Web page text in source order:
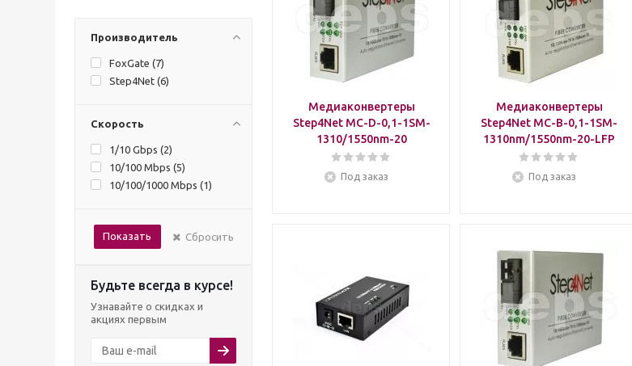
Производитель
FoxGate (7)
Step4Net (6)
Скорость
1/10 Gbps (2)
10/100 Mbps (5)
10/100/1000 Mbps (1)
Показать Сбросить
Будьте всегда в курсе!
Узнавайте о скидках и
акциях первым
Медиаконвертеры
Step4Net MC-D-0,1-1SM-
1310/1550nm-20
Под заказ
Медиаконвертеры
Step4Net MC-B-0,1-1SM-
1310nm/1550nm-20-LFP
Под заказ